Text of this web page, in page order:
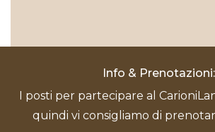
Info & Prenotazioni:
I posti per partecipare al
quindi vi consigliamo di